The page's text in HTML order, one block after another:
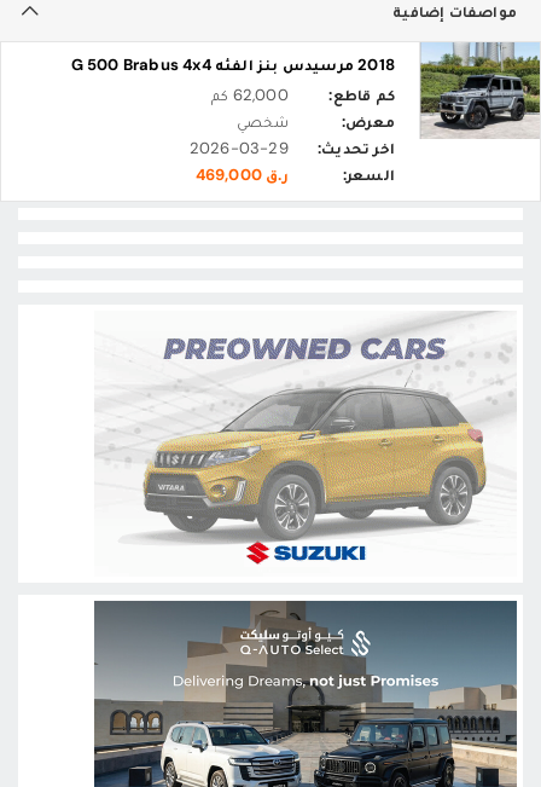
مواصفات إضافية
2018 مرسيدس بنز الفئه G 500 Brabus 4x4
كم قاطع:
62,000 كم
معرض:
شخصي
اخر تحديث:
2026-03-29
السعر:
ر.ق 469,000